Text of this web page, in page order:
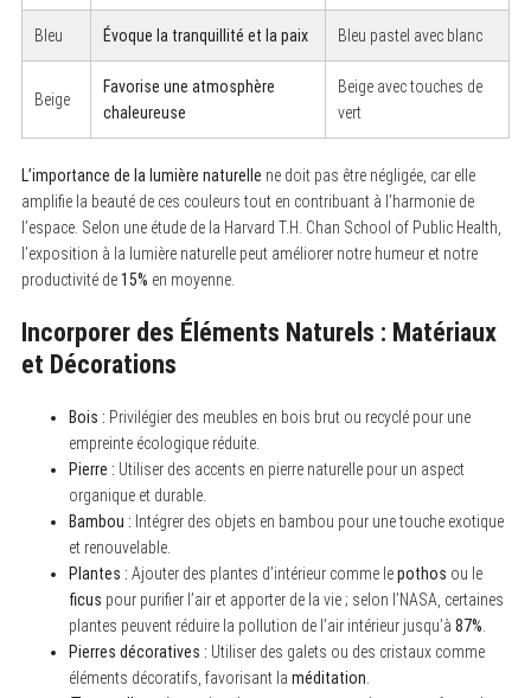
Bleu Évoque la tranquillité et la paix Bleu pastel avec blanc
Beige
Favorise une atmosphère
chaleureuse
Beige avec touches de
vert
L’importance de la lumière naturelle ne doit pas être négligée, car elle
amplifie la beauté de ces couleurs tout en contribuant à l’harmonie de
l’espace. Selon une étude de la Harvard T.H. Chan School of Public Health,
l’exposition à la lumière naturelle peut améliorer notre humeur et notre
productivité de15% en moyenne.
Incorporer des Éléments Naturels : Matériaux
et Décorations
Bois : Privilégier des meubles en bois brut ou recyclé pour une
empreinte écologique réduite.
Pierre : Utiliser des accents en pierre naturelle pour un aspect
organique et durable.
Bambou : Intégrer des objets en bambou pour une touche exotique
et renouvelable.
Plantes : Ajouter des plantes d’intérieur comme lepothos ou le
ficus pour purifier l’air et apporter de la vie ; selon l’NASA, certaines
plantes peuvent réduire la pollution de l’air intérieur jusqu’à 87%
Pierres décoratives : Utiliser des galets ou des cristaux comme
éléments décoratifs, favorisant la méditation